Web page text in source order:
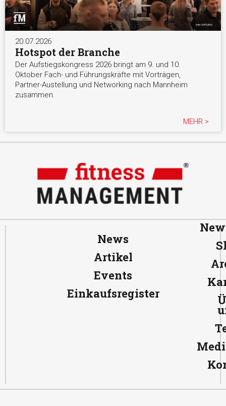
20.07.2026
Hotspot der Branche
Der Aufstiegskongress 2026 bringt am 9. und 10.
Oktober Fach- und Führungskräfte mit Vorträgen,
Partner-Austellung und Networking nach Mannheim
zusammen.
MEHR >
News
Artikel
Events
Einkaufsregister